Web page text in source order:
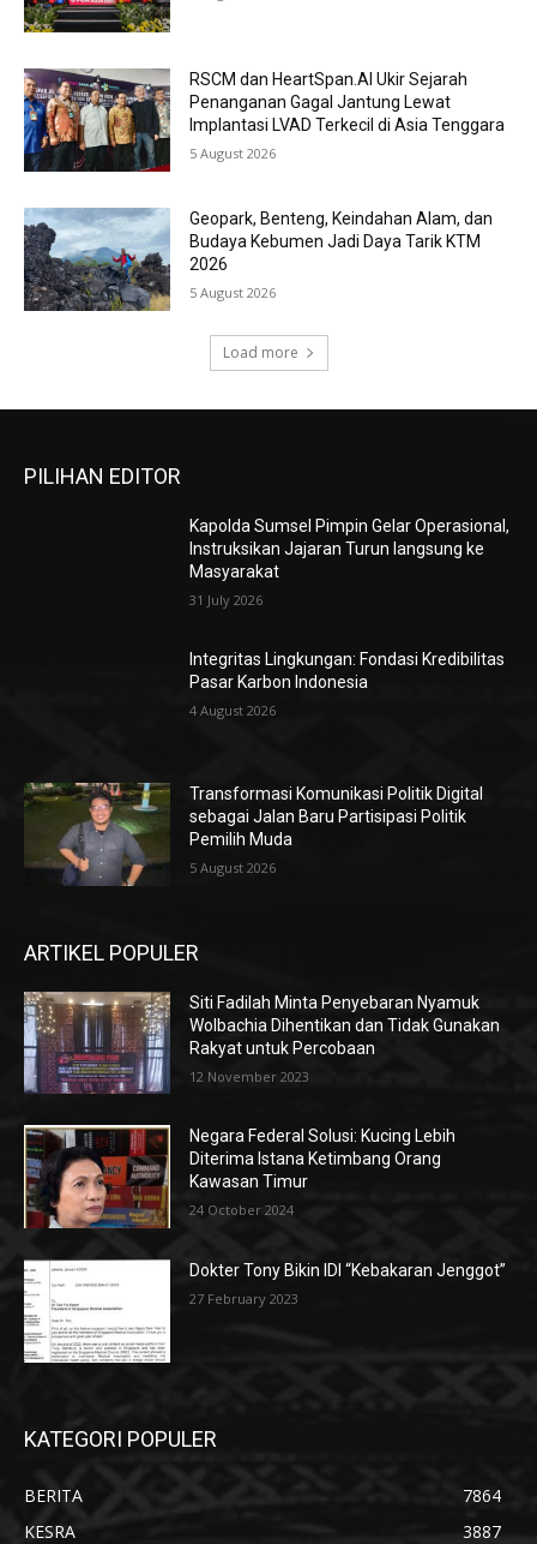
RSCM dan HeartSpan.AI Ukir Sejarah
Penanganan Gagal Jantung Lewat
Implantasi LVAD Terkecil di Asia Tenggara
5 August 2026
Geopark, Benteng, Keindahan Alam, dan
Budaya Kebumen Jadi Daya Tarik KTM
2026
5 August 2026
Load more
PILIHAN EDITOR
Kapolda Sumsel Pimpin Gelar Operasional,
Instruksikan Jajaran Turun langsung ke
Masyarakat
31 July 2026
Integritas Lingkungan: Fondasi Kredibilitas
Pasar Karbon Indonesia
4 August 2026
Transformasi Komunikasi Politik Digital
sebagai Jalan Baru Partisipasi Politik
Pemilih Muda
5 August 2026
ARTIKEL POPULER
Siti Fadilah Minta Penyebaran Nyamuk
Wolbachia Dihentikan dan Tidak Gunakan
Rakyat untuk Percobaan
12 November 2023
Negara Federal Solusi: Kucing Lebih
Diterima Istana Ketimbang Orang
Kawasan Timur
24 October 2024
Dokter Tony Bikin IDI “Kebakaran Jenggot”
27 February 2023
KATEGORI POPULER
BERITA
7864
KESRA
3887